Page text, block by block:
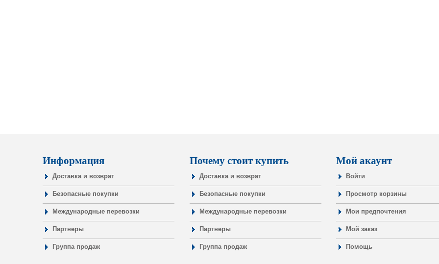
Информация
Доставка и возврат
Безопасные покупки
Международные перевозки
Партнеры
Группа продаж
Почему стоит купить
Доставка и возврат
Безопасные покупки
Международные перевозки
Партнеры
Группа продаж
Мой акаунт
Войти
Просмотр корзины
Мои предпочтения
Мой заказ
Помощь